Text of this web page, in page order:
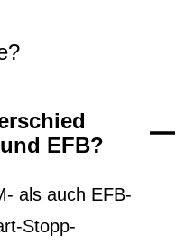
EFB?
als auch EFB-
Stopp-